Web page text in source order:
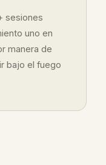
sesiones
uno en
manera de
bajo el fuego